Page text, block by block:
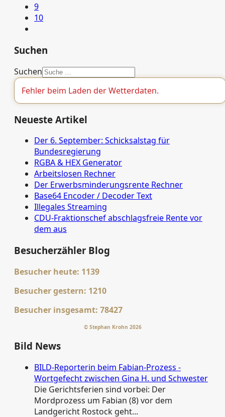
9
10
Suchen
Suchen
Fehler beim Laden der Wetterdaten.
Neueste Artikel
Der 6. September: Schicksalstag für
Bundesregierung
RGBA & HEX Generator
Arbeitslosen Rechner
Der Erwerbsminderungsrente Rechner
Base64 Encoder / Decoder Text
Illegales Streaming
CDU-Fraktionschef abschlagsfreie Rente vor
dem aus
Besucherzähler Blog
Besucher heute: 1139
Besucher gestern: 1210
Besucher insgesamt: 78427
© Stephan Krohn 2026
Bild News
BILD-Reporterin beim Fabian-Prozess -
Wortgefecht zwischen Gina H. und Schwester
Die Gerichtsferien sind vorbei: Der
Mordprozess um Fabian (8) vor dem
Landgericht Rostock geht...